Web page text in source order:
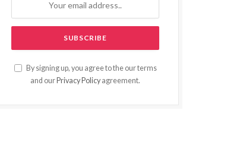
By signing up, you agree to the our terms
and our Privacy Policy agreement.